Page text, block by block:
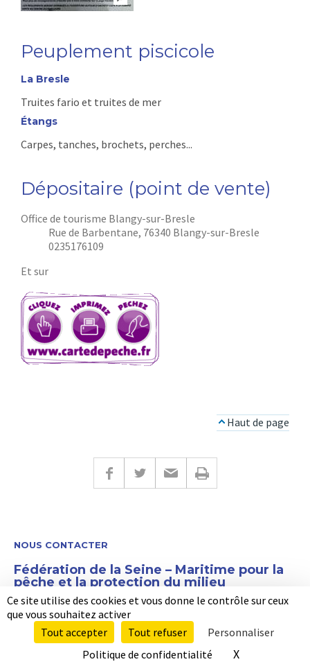
Ce site utilise des cookies et vous donne le contrôle sur ceux
que vous souhaitez activer
Tout accepter
Tout refuser
Personnaliser
Politique de confidentialité
X
Peuplement piscicole
La Bresle
Truites fario et truites de mer
Étangs
Carpes, tanches, brochets, perches...
Dépositaire (point de vente)
Office de tourisme Blangy-sur-Bresle
Rue de Barbentane, 76340 Blangy-sur-Bresle
0235176109
Et sur
Haut de page
NOUS CONTACTER
Fédération de la Seine – Maritime pour la
pêche et la protection du milieu
aquatique
11 cours Clemenceau – 76100 Rouen – Tél : 02 35 62 01 55 –
Email : fede76.peche@wanadoo.fr
Mentions légales Plan du site